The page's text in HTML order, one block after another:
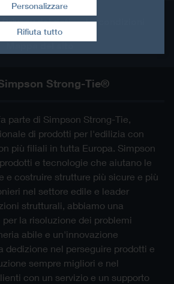
Privacy dei dati Le condizioni
Mappa del sito
Strong-Tie®
parte di Simpson Strong-Tie,
di prodotti per l'edilizia con
più filiali in tutta Europa. Simpson
e tecnologie che aiutano le
e costruire strutture più sicure e più
nel settore edile e leader
strutturali, abbiamo una
la risoluzione dei problemi
abile e un'innovazione
dedizione nel perseguire prodotti e
sempre migliori e nel
con un servizio e un supporto
Rifiuta tutto
Revoca consenso
Personalizzare